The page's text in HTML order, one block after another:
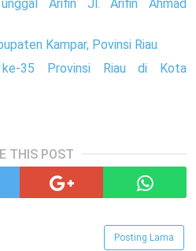
Arifin Jl. Arifin Ahmad
Kampar, Povinsi Riau
ke-35 Provinsi Riau di Kota
THIS POST
Posting Lama